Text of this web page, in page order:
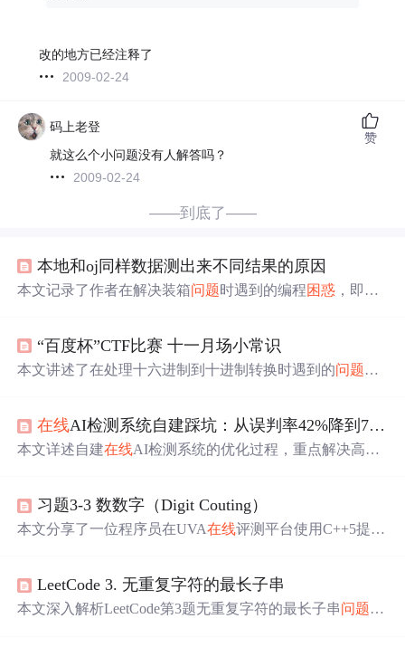
改的地方已经注释了
2009-02-24
码上老登
就这么个小问题没有人解答吗？
2009-02-24
赞
——到底了——
本地和oj同样数据测出来不同结果的原因
本文记录了作者在解决装箱问题时遇到的编程困惑 ，即代
管某些IDE允许其运行，但在严格环境下错误暴露。作者
强调，运行平台的差异可能掩盖代码逻辑错误，并提醒开
“百度杯”CTF比赛 十一月场小常识
本文讲述了在处理十六进制到十进制转换时遇到的问题及
导零，最终成功提交了正确的Flag。
在线AI检测系统自建踩坑：从误判率42%降到7%的优化过程
本文详述自建在线AI检测系统的优化过程，重点解决高误
动态阈值机制、修复embedding量化导致的结果不一致、构
建短文本专用分类器，并结合业务真实标注数据校准，最
习题3-3 数数字（Digit Couting）
本文分享了一位程序员在UVA在线评测平台使用C++5提交
++5是关键。文章详细记录了问题的定位与解决，包括代
码示例和调试心得。
LeetCode 3. 无重复字符的最长子串
本文深入解析LeetCode第3题无重复字符的最长子串问题，